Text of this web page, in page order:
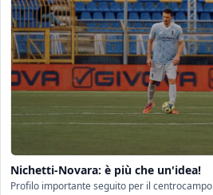
Nichetti-Novara: è più che un'idea!
Profilo importante seguito per il centrocampo